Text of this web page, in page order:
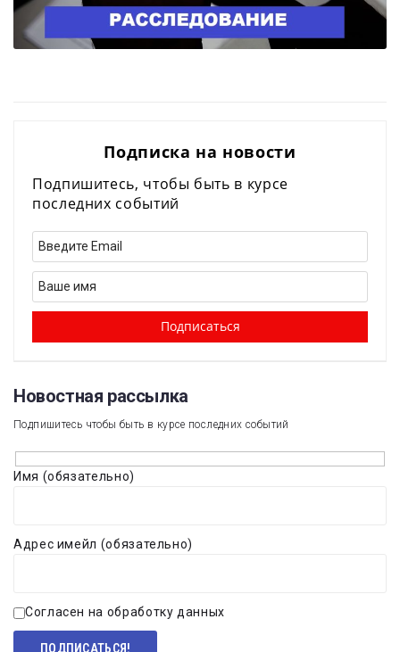
Подписка на новости
Подпишитесь, чтобы быть в курсе
последних событий
Новостная рассылка​
Подпишитесь чтобы быть в курсе последних событий
Имя (обязательно)
Адрес имейл (обязательно)
Согласен на обработку данных